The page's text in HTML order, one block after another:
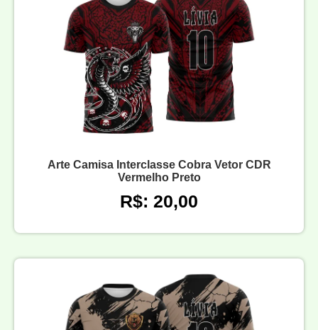
Arte Camisa Interclasse Cobra Vetor CDR
Vermelho Preto
R$: 20,00